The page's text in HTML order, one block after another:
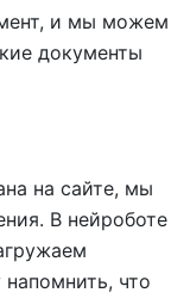
и мы можем
документы
на сайте, мы
В нейроботе
что